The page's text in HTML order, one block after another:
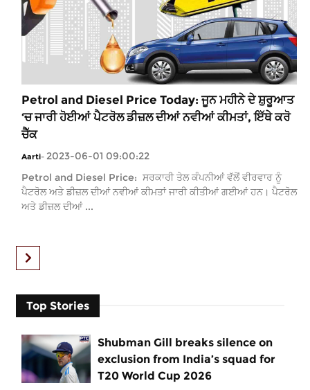
Petrol and Diesel Price Today: ਜੂਨ ਮਹੀਨੇ ਦੇ ਸ਼ੁਰੂਆਤ
‘ਚ ਜਾਰੀ ਹੋਈਆਂ ਪੈਟਰੋਲ ਡੀਜ਼ਲ ਦੀਆਂ ਨਵੀਆਂ ਕੀਮਤਾਂ, ਇੱਥੇ ਕਰੋ
ਚੈੱਕ
Aarti- 2023-06-01 09:00:22
Petrol and Diesel Price: ਸਰਕਾਰੀ ਤੇਲ ਕੰਪਨੀਆਂ ਵੱਲੋਂ ਵੀਰਵਾਰ ਨੂੰ
ਪੈਟਰੋਲ ਅਤੇ ਡੀਜ਼ਲ ਦੀਆਂ ਨਵੀਆਂ ਕੀਮਤਾਂ ਜਾਰੀ ਕੀਤੀਆਂ ਗਈਆਂ ਹਨ। ਪੈਟਰੋਲ
ਅਤੇ ਡੀਜ਼ਲ ਦੀਆਂ ...
Top Stories
Shubman Gill breaks silence on
exclusion from India’s squad for
T20 World Cup 2026